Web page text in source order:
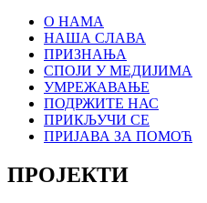
О НАМА
НАША СЛАВА
ПРИЗНАЊА
СПОЈИ У МЕДИЈИМА
УМРЕЖАВАЊЕ
ПОДРЖИТЕ НАС
ПРИКЉУЧИ СЕ
ПРИЈАВА ЗА ПОМОЋ
ПРОЈЕКТИ